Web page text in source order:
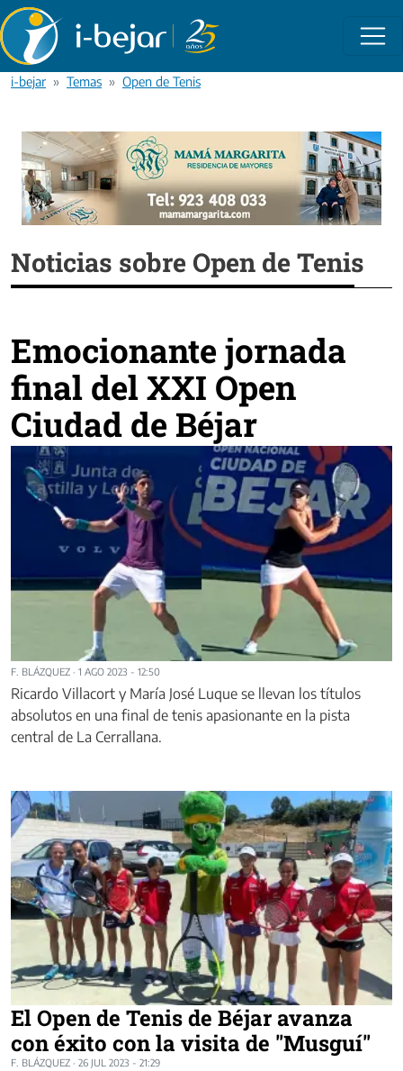
Pasar al contenido principal
i-bejar Temas Open de Tenis
Noticias sobre Open de Tenis
Emocionante jornada
final del XXI Open
Ciudad de Béjar
F. BLÁZQUEZ · 1 AGO 2023 - 12:50
Ricardo Villacort y María José Luque se llevan los títulos
absolutos en una final de tenis apasionante en la pista
central de La Cerrallana.
El Open de Tenis de Béjar avanza
con éxito con la visita de "Musguí"
F. BLÁZQUEZ · 26 JUL 2023 - 21:29